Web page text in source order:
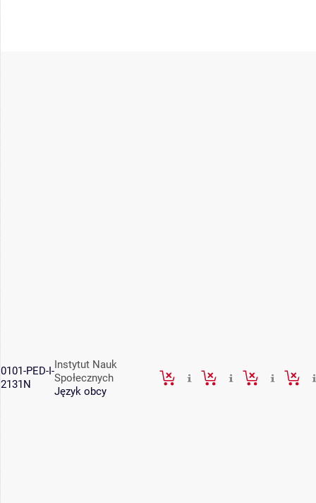
0101-PED-I-
2131N
Instytut Nauk
Społecznych
Język obcy